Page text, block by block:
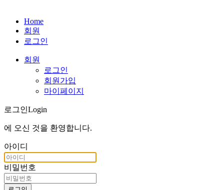
Home
회원
로그인
회원
로그인
회원가입
마이페이지
로그인Login
에 오신 것을 환영합니다.
아이디
비밀번호